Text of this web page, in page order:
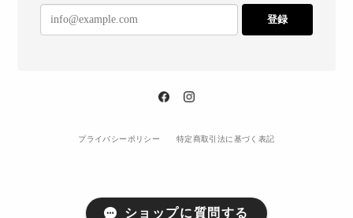
登録
プライバシーポリシー 特定商取引法に基づく表記
ショップに質問する